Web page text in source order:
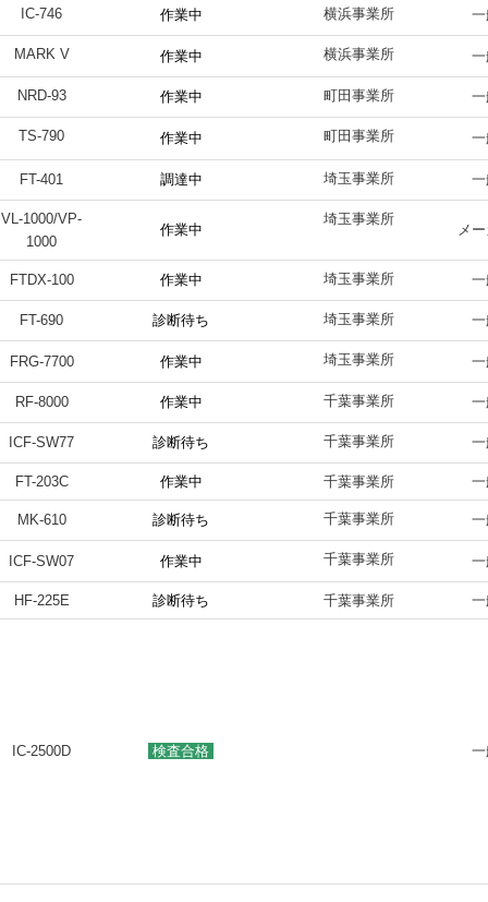
IC-746 作業中 横浜事業所
MARK V 作業中 横浜事業所
NRD-93 作業中 町田事業所
TS-790 作業中 町田事業所
FT-401 調達中 埼玉事業所
VL-1000/VP-
1000
作業中
埼玉事業所
メ
FTDX-100 作業中 埼玉事業所
FT-690 診断待ち 埼玉事業所
FRG-7700 作業中 埼玉事業所
RF-8000 作業中 千葉事業所
ICF-SW77 診断待ち 千葉事業所
FT-203C 作業中 千葉事業所
MK-610 診断待ち 千葉事業所
ICF-SW07 作業中 千葉事業所
HF-225E 診断待ち 千葉事業所
IC-2500D 検査合格